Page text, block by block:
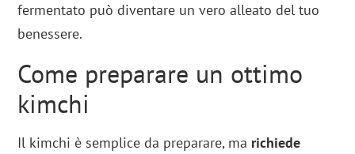
fermentato può diventare un vero alleato del tuo
benessere.
Come preparare un ottimo
kimchi
Il kimchi è semplice da preparare, ma richiede